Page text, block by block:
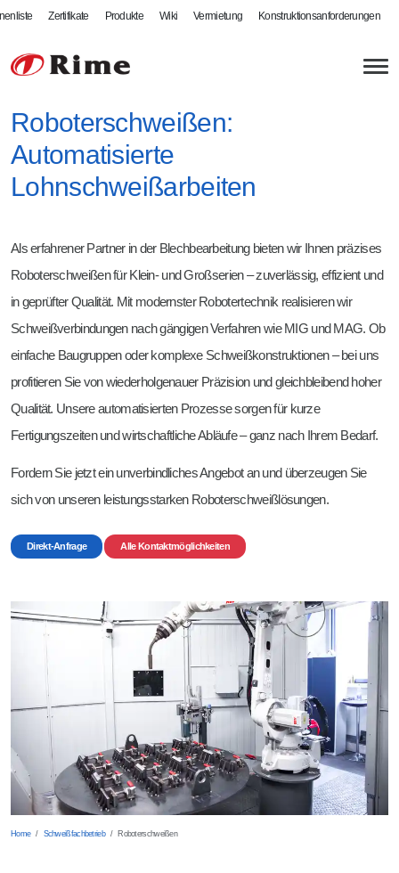
Zertifikate Produkte Wiki Vermietung Konstruktionsanforderungen
Über uns
Aktuelles
Blechbearbeitung
Schwenkbiegen
Fräsen
Rundbiegen
Scheren
Stanzen
Gleitschleifen
MAG-Schweißen
WIG-Schweißen
Wehrtechnik DIN 2303
Mehr Möglichkeiten
Jobs bei Rime
Ausbildung & Studium
Roboterschweißen:
Automatisierte
Lohnschweißarbeiten
Als erfahrener Partner in der Blechbearbeitung bieten wir Ihnen präzises
Roboterschweißen für Klein- und Großserien – zuverlässig, effizient und
in geprüfter Qualität. Mit modernster Robotertechnik realisieren wir
Schweißverbindungen nach gängigen Verfahren wie MIG und MAG. Ob
einfache Baugruppen oder komplexe Schweißkonstruktionen – bei uns
profitieren Sie von wiederholgenauer Präzision und gleichbleibend hoher
Qualität. Unsere automatisierten Prozesse sorgen für kurze
Fertigungszeiten und wirtschaftliche Abläufe – ganz nach Ihrem Bedarf.
Fordern Sie jetzt ein unverbindliches Angebot an und überzeugen Sie
sich von unseren leistungsstarken Roboterschweißlösungen.
Direkt-Anfrage Alle Kontaktmöglichkeiten
Home Schweißfachbetrieb Roboterschweißen